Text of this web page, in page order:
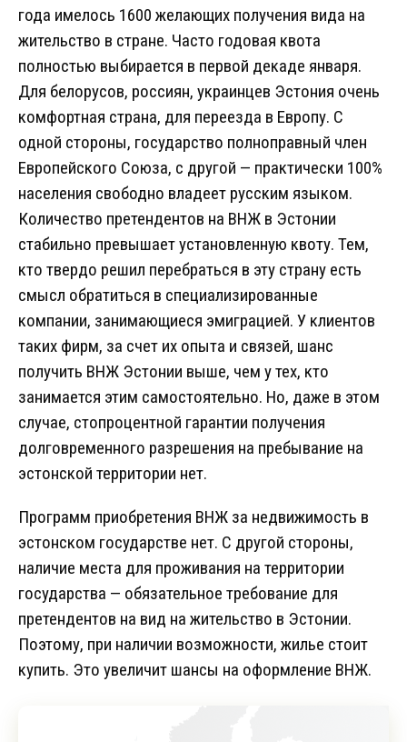
года имелось 1600 желающих получения вида на
жительство в стране. Часто годовая квота
полностью выбирается в первой декаде января.
Для белорусов, россиян, украинцев Эстония очень
комфортная страна, для переезда в Европу. С
одной стороны, государство полноправный член
Европейского Союза, с другой — практически 100%
населения свободно владеет русским языком.
Количество претендентов на ВНЖ в Эстонии
стабильно превышает установленную квоту. Тем,
кто твердо решил перебраться в эту страну есть
смысл обратиться в специализированные
компании, занимающиеся эмиграцией. У клиентов
таких фирм, за счет их опыта и связей, шанс
получить ВНЖ Эстонии выше, чем у тех, кто
занимается этим самостоятельно. Но, даже в этом
случае, стопроцентной гарантии получения
долговременного разрешения на пребывание на
эстонской территории нет.
Программ приобретения ВНЖ за недвижимость в
эстонском государстве нет. С другой стороны,
наличие места для проживания на территории
государства — обязательное требование для
претендентов на вид на жительство в Эстонии.
Поэтому, при наличии возможности, жилье стоит
купить. Это увеличит шансы на оформление ВНЖ.